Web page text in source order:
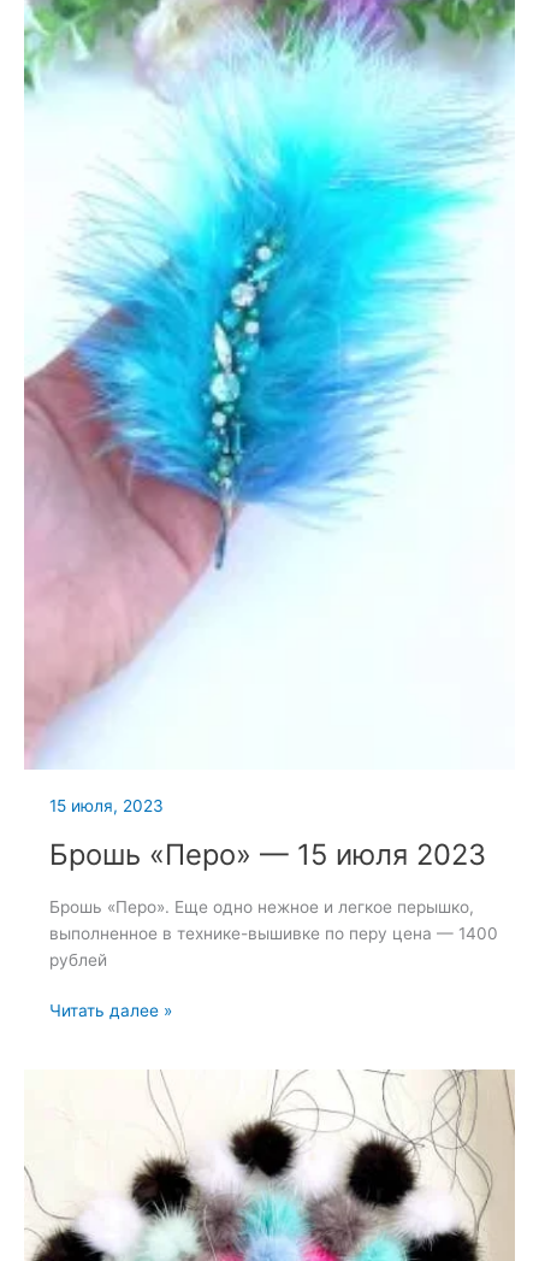
15 июля, 2023
Брошь «Перо» — 15 июля 2023
Брошь «Перо». Еще одно нежное и легкое перышко,
выполненное в технике-вышивке по перу цена — 1400
рублей
Брошь
Читать далее »